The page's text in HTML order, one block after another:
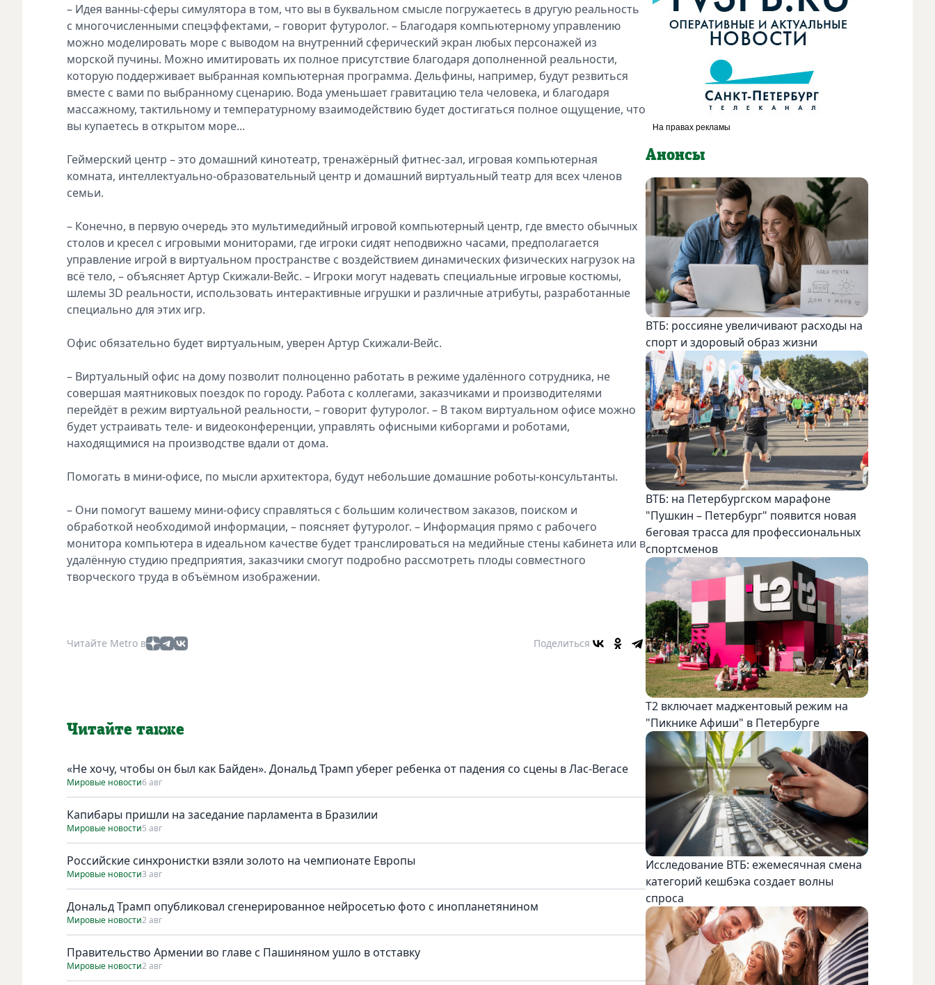
– Идея ванны-сферы симулятора в том, что вы в буквальном смысле погружаетесь в другую реальность
с многочисленными спецэффектами, – говорит футуролог. – Благодаря компьютерному управлению
можно моделировать море с выводом на внутренний сферический экран любых персонажей из
морской пучины. Можно имитировать их полное присутствие благодаря дополненной реальности,
которую поддерживает выбранная компьютерная программа. Дельфины, например, будут резвиться
вместе с вами по выбранному сценарию. Вода уменьшает гравитацию тела человека, и благодаря
массажному, тактильному и температурному взаимодействию будет достигаться полное ощущение, что
вы купаетесь в открытом море...
Геймерский центр – это домашний кинотеатр, тренажёрный фитнес-зал, игровая компьютерная
комната, интеллектуально-образовательный центр и домашний виртуальный театр для всех членов
семьи.
– Конечно, в первую очередь это мультимедийный игровой компьютерный центр, где вместо обычных
столов и кресел с игровыми мониторами, где игроки сидят неподвижно часами, предполагается
управление игрой в виртуальном пространстве с воздействием динамических физических нагрузок на
всё тело, – объясняет Артур Скижали-Вейс. – Игроки могут надевать специальные игровые костюмы,
шлемы 3D реальности, использовать интерактивные игрушки и различные атрибуты, разработанные
специально для этих игр.
Офис обязательно будет виртуальным, уверен Артур Скижали-Вейс.
– Виртуальный офис на дому позволит полноценно работать в режиме удалённого сотрудника, не
совершая маятниковых поездок по городу. Работа с коллегами, заказчиками и производителями
перейдёт в режим виртуальной реальности, – говорит футуролог. – В таком виртуальном офисе можно
будет устраивать теле- и видеоконференции, управлять офисными киборгами и роботами,
находящимися на производстве вдали от дома.
Помогать в мини-офисе, по мысли архитектора, будут небольшие домашние роботы-консультанты.
– Они помогут вашему мини-офису справляться с большим количеством заказов, поиском и
обработкой необходимой информации, – поясняет футуролог. – Информация прямо с рабочего
монитора компьютера в идеальном качестве будет транслироваться на медийные стены кабинета или в
удалённую студию предприятия, заказчики смогут подробно рассмотреть плоды совместного
творческого труда в объёмном изображении.
Читайте Metro в Поделиться
Читайте также
«Не хочу, чтобы он был как Байден». Дональд Трамп уберег ребенка от падения со сцены в Лас-Вегасе
Мировые новости6 авг
Капибары пришли на заседание парламента в Бразилии
Мировые новости5 авг
Российские синхронистки взяли золото на чемпионате Европы
Мировые новости3 авг
Дональд Трамп опубликовал сгенерированное нейросетью фото с инопланетянином
Мировые новости2 авг
Правительство Армении во главе с Пашиняном ушло в отставку
Мировые новости2 авг
Анонсы
ВТБ: россияне увеличивают расходы на
спорт и здоровый образ жизни
ВТБ: на Петербургском марафоне
"Пушкин – Петербург" появится новая
беговая трасса для профессиональных
спортсменов
Т2 включает маджентовый режим на
"Пикнике Афиши" в Петербурге
Исследование ВТБ: ежемесячная смена
категорий кешбэка создает волны
спроса